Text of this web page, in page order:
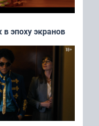
эпоху экранов